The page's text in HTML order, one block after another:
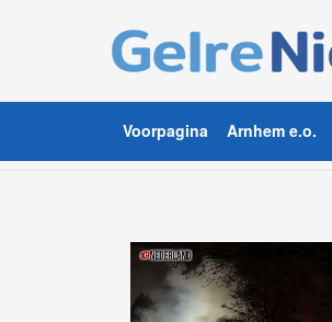
Voorpagina Arnhem e.o.